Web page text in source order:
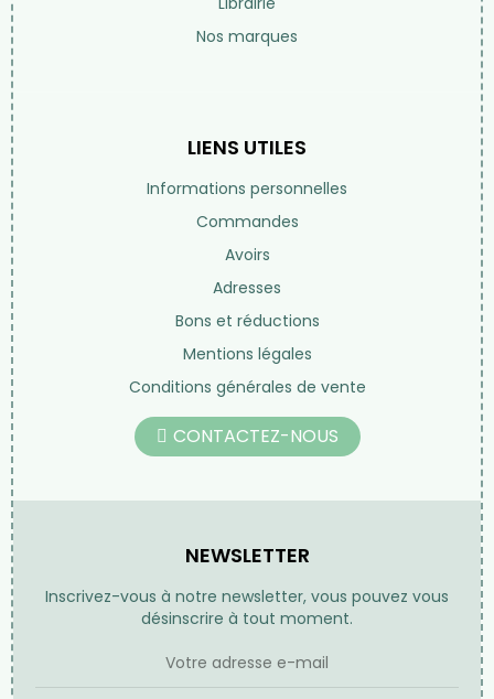
Nos marques
LIENS UTILES
Informations personnelles
Commandes
Avoirs
Adresses
Bons et réductions
Mentions légales
Conditions générales de vente
CONTACTEZ-NOUS
NEWSLETTER
Inscrivez-vous à notre newsletter, vous pouvez vous
désinscrire à tout moment.